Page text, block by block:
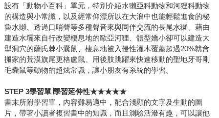
設有「動物小百科」單元，特別介紹水獺亞科動物和河狸科動物
的構造與小常識，以及經常仰漂所以在大浪中也能輕鬆進食的秘
魯水獺、透過口哨聲等多種聲音來與同伴交流的長尾水獺、藉由
建造水壩來自行改變棲息地的歐亞河狸、體型嬌小卻可以建造大
型洞穴的薩氏棘小囊鼠、棲息地被入侵性灌木覆蓋超過20%就會
搬家的荒漠旗尾更格盧鼠、用後肢跳躍來快速移動的聖地牙哥剛
毛囊鼠等動物的超炫常識，讓小朋友有系統的學習。
STEP 3學習單∣學習延伸性★★★★★
書末所附學習單，內容難易適中，配合淺顯的文字及生動的圖
片，帶著小讀者複習書中的知識，而且測驗活潑有趣，可以讓他